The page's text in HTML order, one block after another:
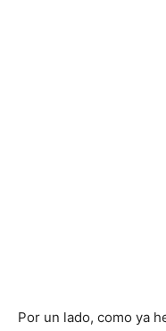
Por un lado, como ya